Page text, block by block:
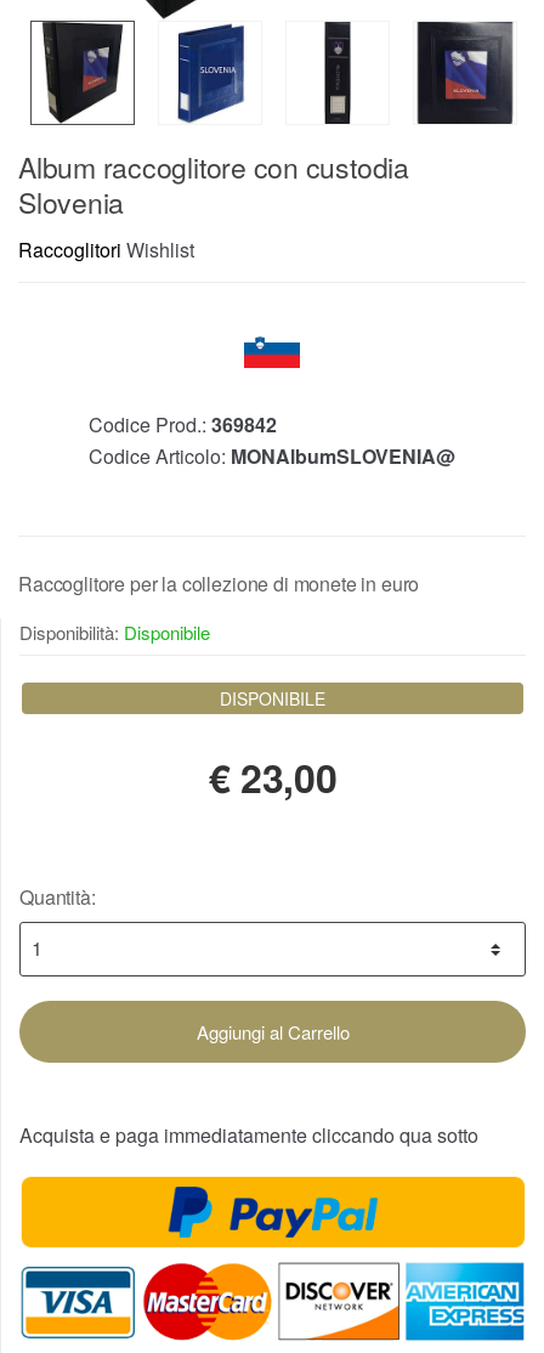
Album raccoglitore con custodia
Slovenia
Raccoglitori Wishlist
Codice Prod.: 369842
Codice Articolo: MONAlbumSLOVENIA@
Raccoglitore per la collezione di monete in euro
Disponibilità: Disponibile
DISPONIBILE
€23,00
Quantità:
Aggiungi al Carrello
Acquista e paga immediatamente cliccando qua sotto